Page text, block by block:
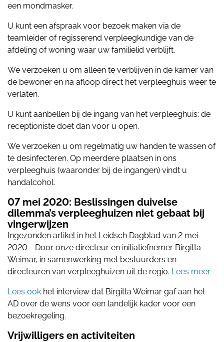
een mondmasker.
U kunt een afspraak voor bezoek maken via de
teamleider of regisserend verpleegkundige van de
afdeling of woning waar uw familielid verblijft.
We verzoeken u om alleen te verblijven in de kamer van
de bewoner en na afloop direct het verpleeghuis weer te
verlaten.
U kunt aanbellen bij de ingang van het verpleeghuis; de
receptioniste doet dan voor u open.
We verzoeken u om regelmatig uw handen te wassen of
te desinfecteren. Op meerdere plaatsen in ons
verpleeghuis (waaronder bij de ingangen) vindt u
handalcohol.
07 mei 2020: Beslissingen duivelse
dilemma’s verpleeghuizen niet gebaat bij
vingerwijzen
Ingezonden artikel in het Leidsch Dagblad van 2 mei
2020 - Door onze directeur en initiatiefnemer Birgitta
Weimar, in samenwerking met bestuurders en
directeuren van verpleeghuizen uit de regio. Lees meer
Lees ook het interview dat Birgitta Weimar gaf aan het
AD over de wens voor een landelijk kader voor een
bezoekregeling.
Vrijwilligers en activiteiten